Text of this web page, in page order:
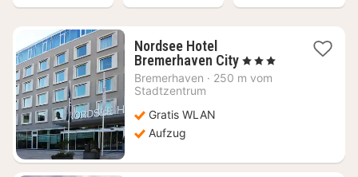
Nordsee Hotel
Bremerhaven City2
Nächte
, 3 Sterne
Bremerhaven · 250 m vom
Stadtzentrum
Gratis WLAN
Aufzug